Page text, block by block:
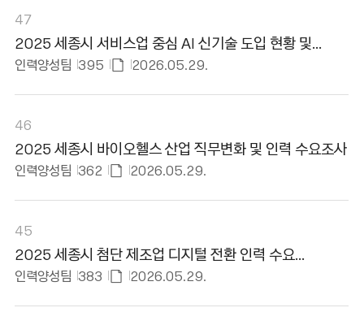
일
있
음
47
2025 세종시 서비스업 중심 AI 신기술 도입 현황 및
직무변화 심층조사
인력양성팀 395
일
있
음
2026.05.29.
46
2025 세종시 바이오헬스 산업 직무변화 및 인력 수요조사
인력양성팀 362
일
있
음
2026.05.29.
45
2025 세종시 첨단 제조업 디지털 전환 인력 수요
심층조사 보고서
인력양성팀 383
2026.05.29.